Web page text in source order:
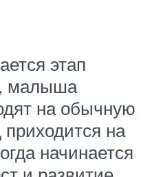
этап
малыша
на обычную
на
начинается